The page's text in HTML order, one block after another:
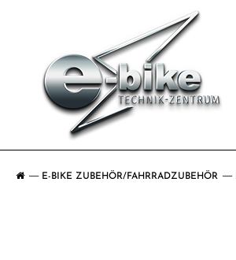
E-BIKE ZUBEHÖR/FAHRRADZUBEHÖR